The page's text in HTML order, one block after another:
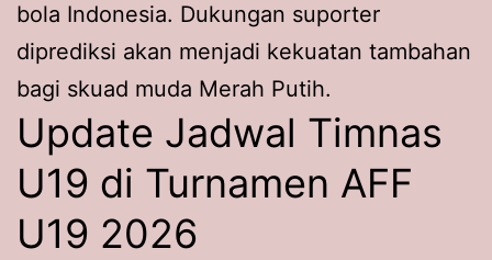
bola Indonesia. Dukungan suporter
diprediksi akan menjadi kekuatan tambahan
bagi skuad muda Merah Putih.
Update Jadwal Timnas
U19 di Turnamen AFF
U19 2026